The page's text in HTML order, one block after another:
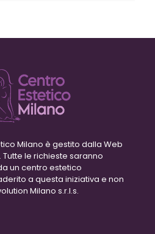
Milano è gestito dalla Web
Tutte le richieste saranno
un centro estetico
a questa iniziativa e non
Milano s.r.l.s.